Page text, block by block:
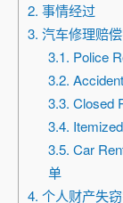
2. 事情经过
3. 汽车修理赔
3.1. Police
3.2.
3.3. Closed
3.4.
3.5. Car
单
4. 个人财产失